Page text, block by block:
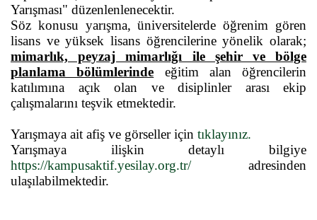
Yarışması" düzenlenlenecektir.
Söz konusu yarışma, üniversitelerde öğrenim gören
lisans ve yüksek lisans öğrencilerine yönelik olarak;
mimarlık, peyzaj mimarlığı ile şehir ve bölge
planlama bölümlerinde eğitim alan öğrencilerin
katılımına açık olan ve disiplinler arası ekip
çalışmalarını teşvik etmektedir.
Yarışmaya ait afiş ve görseller için tıklayınız.
Yarışmaya ilişkin detaylı bilgiye
https://kampusaktif.yesilay.org.tr/
adresinden
ulaşılabilmektedir.